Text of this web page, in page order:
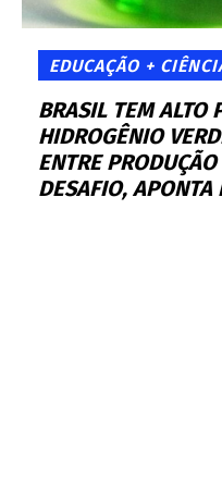
EDUCAÇÃO +
BRASIL TEM ALTO
HIDROGÊNIO
ENTRE
DESAFIO, APONTA